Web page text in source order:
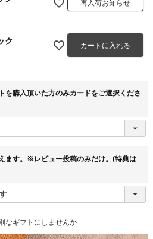
再入荷お知らせ
ク
カートに入れる
を購入頂いた方のみカードをご選択くださ
ます。※レビュー投稿のみだけ。(特典は
なギフトにしませんか